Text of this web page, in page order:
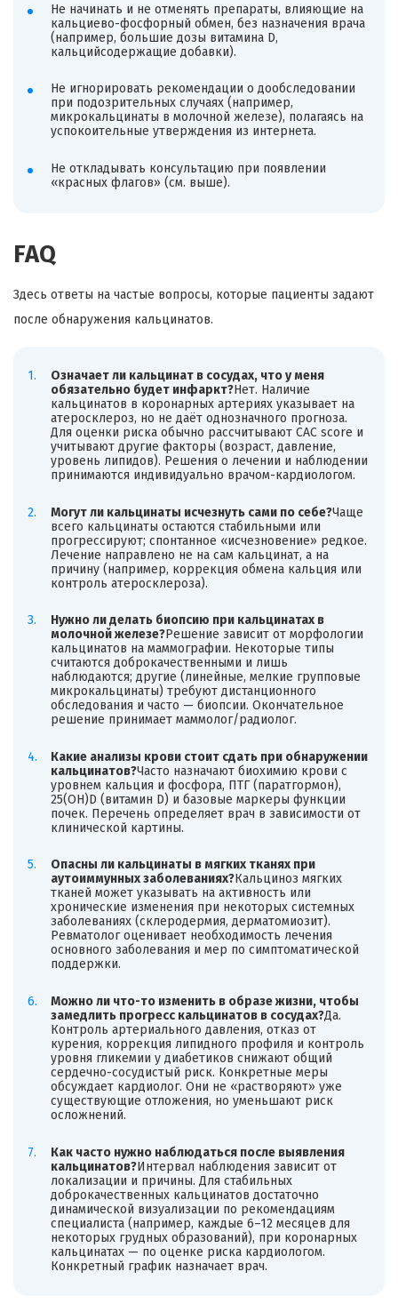
Не начинать и не отменять препараты, влияющие на
кальциево-фосфорный обмен, без назначения врача
(например, большие дозы витамина D,
кальцийсодержащие добавки).
Не игнорировать рекомендации о дообследовании
при подозрительных случаях (например,
микрокальцинаты в молочной железе), полагаясь на
успокоительные утверждения из интернета.
Не откладывать консультацию при появлении
«красных флагов» (см. выше).
FAQ
Здесь ответы на частые вопросы, которые пациенты задают
после обнаружения кальцинатов.
Означает ли кальцинат в сосудах, что у меня
обязательно будет инфаркт?Нет. Наличие
кальцинатов в коронарных артериях указывает на
атеросклероз, но не даёт однозначного прогноза.
Для оценки риска обычно рассчитывают CAC score и
учитывают другие факторы (возраст, давление,
уровень липидов). Решения о лечении и наблюдении
принимаются индивидуально врачом-кардиологом.
Могут ли кальцинаты исчезнуть сами по себе?Чаще
всего кальцинаты остаются стабильными или
прогрессируют; спонтанное «исчезновение» редкое.
Лечение направлено не на сам кальцинат, а на
причину (например, коррекция обмена кальция или
контроль атеросклероза).
Нужно ли делать биопсию при кальцинатах в
молочной железе?Решение зависит от морфологии
кальцинатов на маммографии. Некоторые типы
считаются доброкачественными и лишь
наблюдаются; другие (линейные, мелкие групповые
микрокальцинаты) требуют дистанционного
обследования и часто — биопсии. Окончательное
решение принимает маммолог/радиолог.
Какие анализы крови стоит сдать при обнаружении
кальцинатов?Часто назначают биохимию крови с
уровнем кальция и фосфора, ПТГ (паратгормон),
25(OH)D (витамин D) и базовые маркеры функции
почек. Перечень определяет врач в зависимости от
клинической картины.
Опасны ли кальцинаты в мягких тканях при
аутоиммунных заболеваниях?Кальциноз мягких
тканей может указывать на активность или
хронические изменения при некоторых системных
заболеваниях (склеродермия, дерматомиозит).
Ревматолог оценивает необходимость лечения
основного заболевания и мер по симптоматической
поддержки.
Можно ли что-то изменить в образе жизни, чтобы
замедлить прогресс кальцинатов в сосудах?Да.
Контроль артериального давления, отказ от
курения, коррекция липидного профиля и контроль
уровня гликемии у диабетиков снижают общий
сердечно-сосудистый риск. Конкретные меры
обсуждает кардиолог. Они не «растворяют» уже
существующие отложения, но уменьшают риск
осложнений.
Как часто нужно наблюдаться после выявления
кальцинатов?Интервал наблюдения зависит от
локализации и причины. Для стабильных
доброкачественных кальцинатов достаточно
динамической визуализации по рекомендациям
специалиста (например, каждые 6–12 месяцев для
некоторых грудных образований), при коронарных
кальцинатах — по оценке риска кардиологом.
Конкретный график назначает врач.